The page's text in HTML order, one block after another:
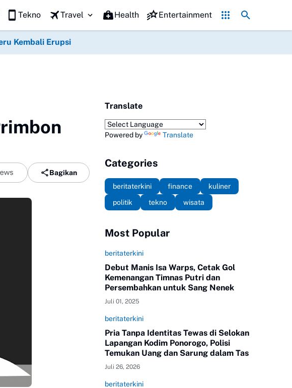
Promo Hari jadi Ponorogo ke-530, Puluhan Tempat Kuliner Beri Diskon
Tekno Travel Health Entertainment
Kembali Erupsi
Bagikan
Translate
Powered by Translate
Categories
beritaterkini finance
kuliner
politik
tekno wisata
Most Popular
beritaterkini
Debut Manis Isa Warps, Cetak Gol
Kemenangan Timnas Putri dan
Persembahkan untuk Sang Nenek
Juli 01, 2025
beritaterkini
Pria Tanpa Identitas Tewas di Selokan
Lapangan Kodim Ponorogo, Polisi
Temukan Uang dan Sarung dalam Tas
Juli 26, 2026
beritaterkini